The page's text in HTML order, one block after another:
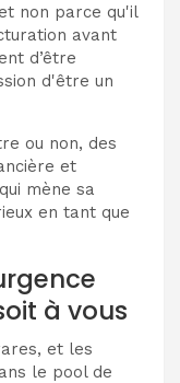
non parce qu'il
avant
d’être
d'être un
ou non, des
et
mène sa
en tant que
à vous
et les
le pool de